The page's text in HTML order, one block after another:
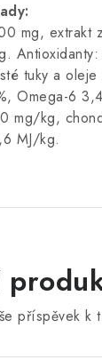
mg,
tuky a
Omega-6
mg/kg,
MJ/kg.
příspěvek k